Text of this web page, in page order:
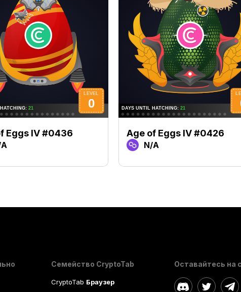
Eggs IV #0436 Age of Eggs IV #0426
N/A
Семейство CryptoTab
CryptoTab Браузер
Оставайтесь на